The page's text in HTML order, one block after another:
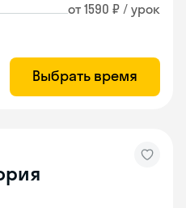
от 1590 ₽ / урок
Выбрать время